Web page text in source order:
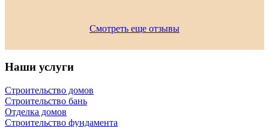
Смотреть еще отзывы
Наши услуги
Строительство домов
Строительство бань
Отделка домов
Строительство фундамента